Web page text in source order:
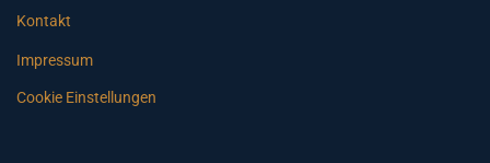
Kontakt
Impressum
Cookie Einstellungen